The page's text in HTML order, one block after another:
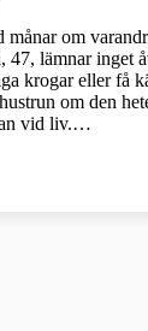
månar om
47, lämnar inget
krogar eller få
om den
vid liv.…